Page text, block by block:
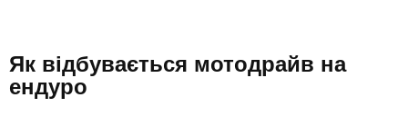
Як відбувається мотодрайв на
ендуро